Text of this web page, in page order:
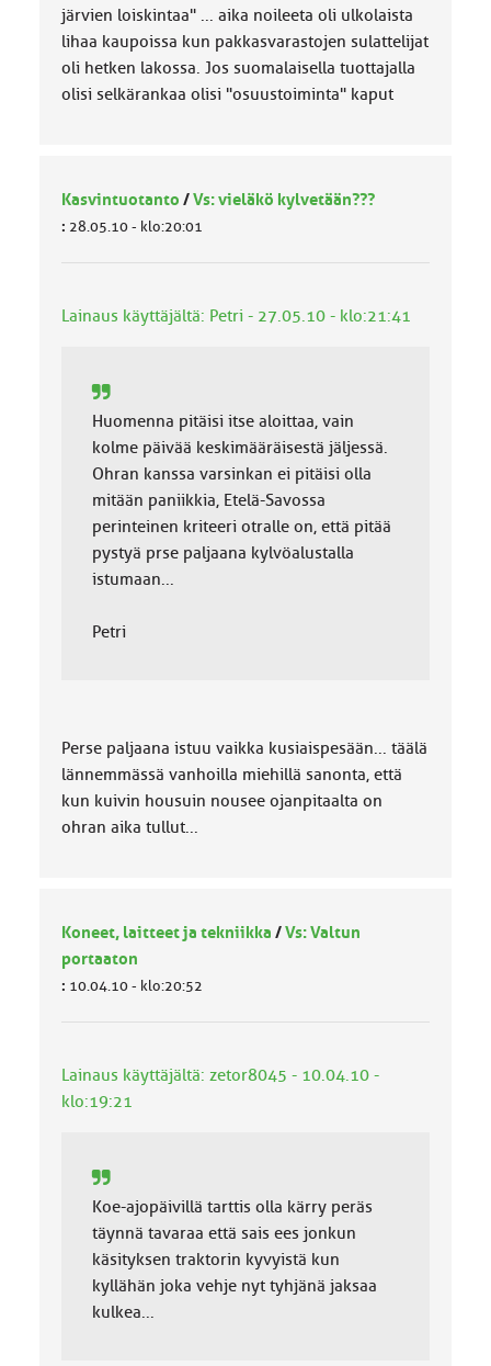
järvien loiskintaa" ... aika noileeta oli ulkolaista
lihaa kaupoissa kun pakkasvarastojen sulattelijat
oli hetken lakossa. Jos suomalaisella tuottajalla
olisi selkärankaa olisi "osuustoiminta" kaput
Kasvintuotanto /Vs: vieläkö kylvetään???
: 28.05.10 - klo:20:01
Lainaus käyttäjältä: Petri - 27.05.10 - klo:21:41
Huomenna pitäisi itse aloittaa, vain
kolme päivää keskimääräisestä jäljessä.
Ohran kanssa varsinkan ei pitäisi olla
mitään paniikkia, Etelä-Savossa
perinteinen kriteeri otralle on, että pitää
pystyä prse paljaana kylvöalustalla
istumaan...
Petri
Perse paljaana istuu vaikka kusiaispesään... täälä
lännemmässä vanhoilla miehillä sanonta, että
kun kuivin housuin nousee ojanpitaalta on
ohran aika tullut...
Koneet, laitteet ja tekniikka /Vs: Valtun
portaaton
: 10.04.10 - klo:20:52
Lainaus käyttäjältä: zetor8045 - 10.04.10 -
klo:19:21
Koe-ajopäivillä tarttis olla kärry peräs
täynnä tavaraa että sais ees jonkun
käsityksen traktorin kyvyistä kun
kyllähän joka vehje nyt tyhjänä jaksaa
kulkea...